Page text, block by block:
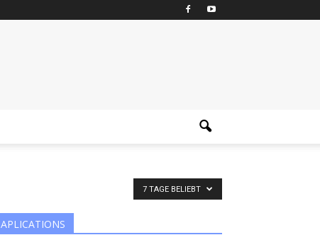
7 TAGE BELIEBT
APLICATIONS